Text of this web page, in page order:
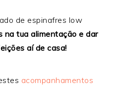
de espinafres low
na tua alimentação e dar
aí de casa!
acompanhamentos